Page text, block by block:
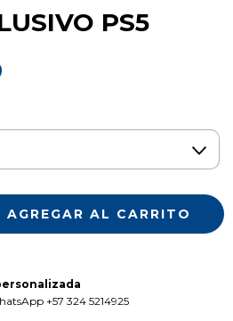
PS5
+57 324 5214925